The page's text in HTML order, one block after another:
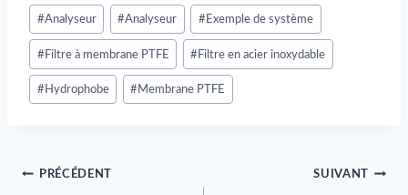
Post
Tags
#Analyseur #Analyseur # Exemple de système
# Filtre à membrane PTFE # Filtre en acier inoxydable
# Hydrophobe # Membrane PTFE
Navigation
PRÉCÉDENT SUIVANT